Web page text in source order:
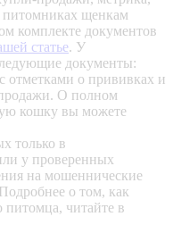
питомниках щенкам
комплекте документов
статье. У
документы:
отметками о прививках и
О полном
кошку вы можете
только в
у проверенных
на мошеннические
Подробнее о том, как
питомца, читайте в